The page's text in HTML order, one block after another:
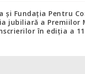
și Fundația Pentru
jubiliară a Premiilor
în ediția a